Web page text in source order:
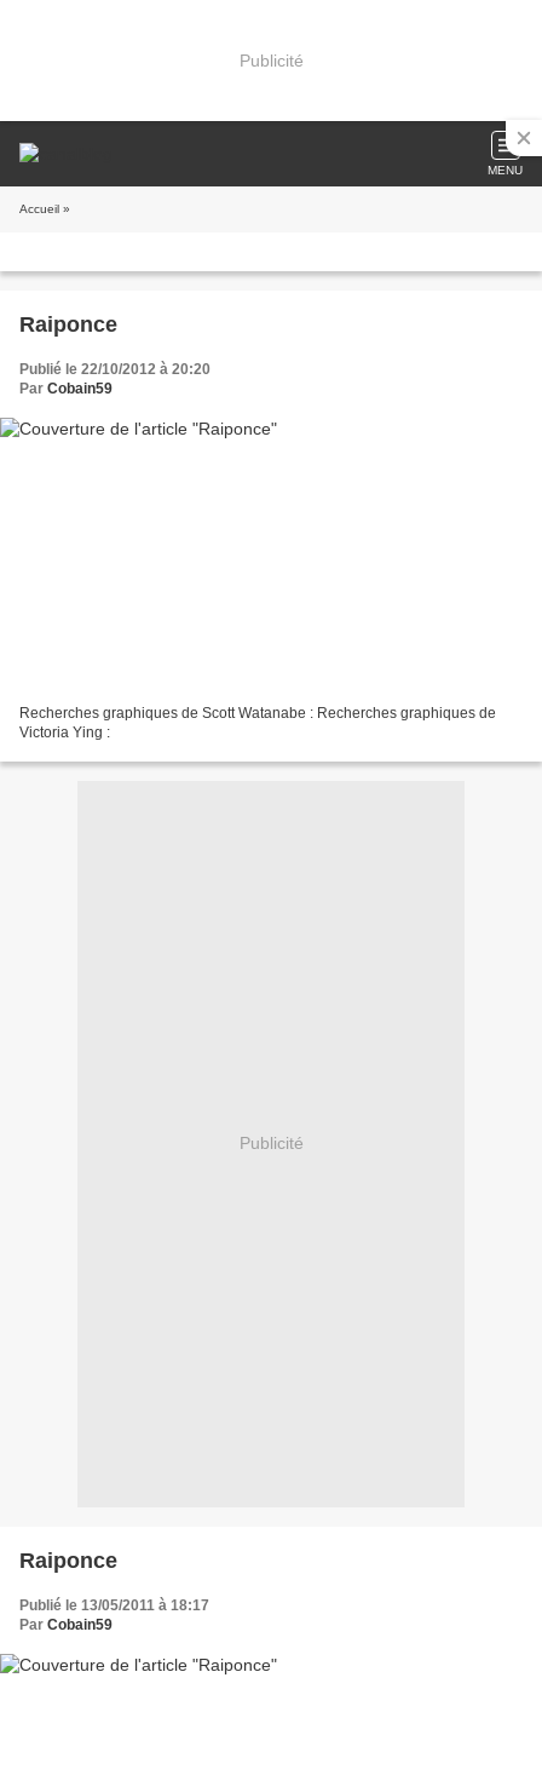
Publicité
MENU
Accueil »
Raiponce
Publié le 22/10/2012 à 20:20
Par Cobain59
Recherches graphiques de Scott Watanabe : Recherches graphiques de
Victoria Ying :
Publicité
Raiponce
Publié le 13/05/2011 à 18:17
Par Cobain59